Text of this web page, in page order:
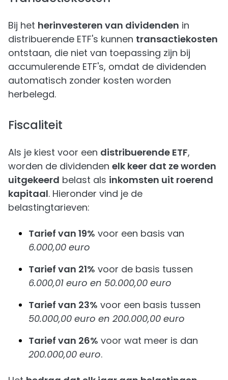
Bij het herinvesteren van dividenden in
distribuerende ETF's kunnen transactiekosten
ontstaan, die niet van toepassing zijn bij
accumulerende ETF's, omdat de dividenden
automatisch zonder kosten worden
herbelegd.
Fiscaliteit
Als je kiest voor een distribuerende ETF,
worden de dividenden elk keer dat ze worden
uitgekeerd belast als inkomsten uit roerend
kapitaal. Hieronder vind je de
belastingtarieven:
Tarief van 19% voor een basis van
6.000,00 euro
Tarief van 21% voor de basis tussen
6.000,01 euro en 50.000,00 euro
Tarief van 23% voor een basis tussen
50.000,00 euro en 200.000,00 euro
Tarief van 26% voor wat meer is dan
200.000,00 euro.